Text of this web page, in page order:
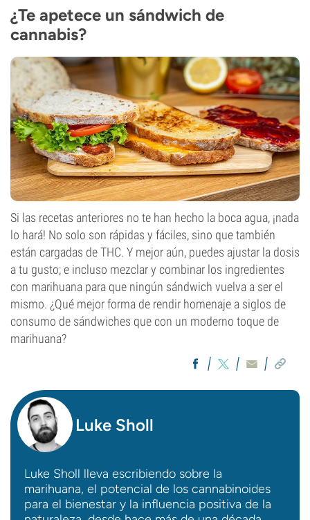
¿Te apetece un sándwich de
cannabis?
Si las recetas anteriores no te han hecho la boca agua, ¡nada
lo hará! No solo son rápidas y fáciles, sino que también
están cargadas de THC. Y mejor aún, puedes ajustar la dosis
a tu gusto; e incluso mezclar y combinar los ingredientes
con marihuana para que ningún sándwich vuelva a ser el
mismo. ¿Qué mejor forma de rendir homenaje a siglos de
consumo de sándwiches que con un moderno toque de
marihuana?
Luke Sholl
Luke Sholl lleva escribiendo sobre la
marihuana, el potencial de los cannabinoides
para el bienestar y la influencia positiva de la